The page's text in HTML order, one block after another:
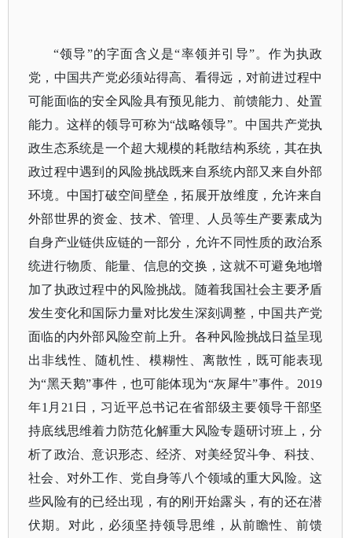
“领导”的字面含义是“率领并引导”。作为执政
党，中国共产党必须站得高、看得远，对前进过程中
可能面临的安全风险具有预见能力、前馈能力、处置
能力。这样的领导可称为“战略领导”。中国共产党执
政生态系统是一个超大规模的耗散结构系统，其在执
政过程中遇到的风险挑战既来自系统内部又来自外部
环境。中国打破空间壁垒，拓展开放维度，允许来自
外部世界的资金、技术、管理、人员等生产要素成为
自身产业链供应链的一部分，允许不同性质的政治系
统进行物质、能量、信息的交换，这就不可避免地增
加了执政过程中的风险挑战。随着我国社会主要矛盾
发生变化和国际力量对比发生深刻调整，中国共产党
面临的内外部风险空前上升。各种风险挑战日益呈现
出非线性、随机性、模糊性、离散性，既可能表现
为“黑天鹅”事件，也可能体现为“灰犀牛”事件。2019
年1月21日，习近平总书记在省部级主要领导干部坚
持底线思维着力防范化解重大风险专题研讨班上，分
析了政治、意识形态、经济、对美经贸斗争、科技、
社会、对外工作、党自身等八个领域的重大风险。这
些风险有的已经出现，有的刚开始露头，有的还在潜
伏期。对此，必须坚持领导思维，从前瞻性、前馈